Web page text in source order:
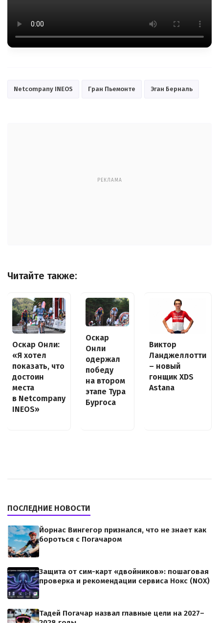
Netcompany INEOS Гран Пьемонте Эган Берналь
РЕКЛАМА
Читайте также:
Оскар Онли:
«Я хотел
показать, что
достоин
места
в Netcompany
INEOS»
Оскар
Онли
одержал
победу
на втором
этапе Тура
Бургоса
Виктор
Ланджеллотти
– новый
гонщик XDS
Astana
ПОСЛЕДНИЕ НОВОСТИ
Йорнас Вингегор признался, что не знает как
бороться с Погачаром
Защита от сим-карт «двойников»: пошаговая
проверка и рекомендации сервиса Нокс (NOX)
Тадей Погачар назвал главные цели на 2027–